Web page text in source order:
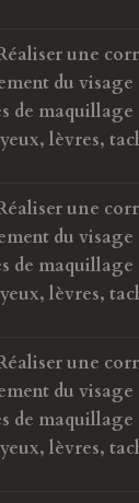
une
du visage
de
lèvres,
une
du visage
de
lèvres,
une
du visage
de
lèvres,